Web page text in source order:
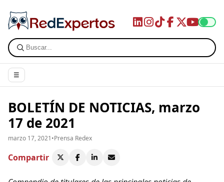
☰
BOLETÍN DE NOTICIAS, marzo
17 de 2021
marzo 17, 2021•Prensa Redex
Compartir